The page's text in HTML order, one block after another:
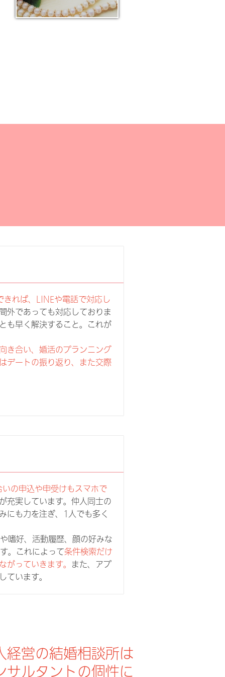
きれば、LINEや電話で対応し
外であっても対応しておりま
も早く解決すること。これが
き合い、婚活のプランニング
デートの振り返り、また交際
の申込や申受けもスマホで
充実しています。仲人同士の
にも力を注ぎ、1人でも多く
嗜好、活動履歴、顔の好みな
。これによって条件検索だけ
がっていきます。
また、アプ
ています。
経営の結婚相談所は
サルタントの個性に